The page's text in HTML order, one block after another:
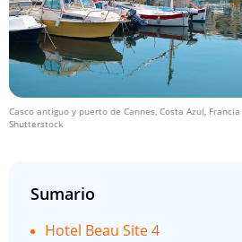
Casco antiguo y puerto de Cannes, Costa Azul, Francia
Shutterstock
Sumario
Hotel Beau Site 4